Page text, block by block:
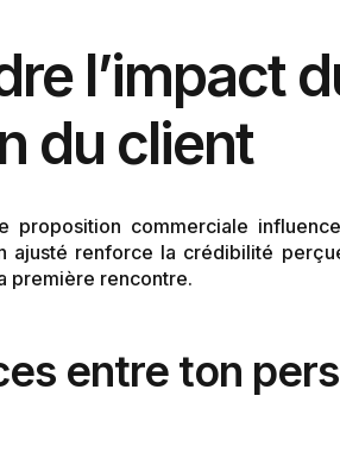
l’impact
du client
commerciale
ajusté renforce la crédibilité
première rencontre.
entre ton